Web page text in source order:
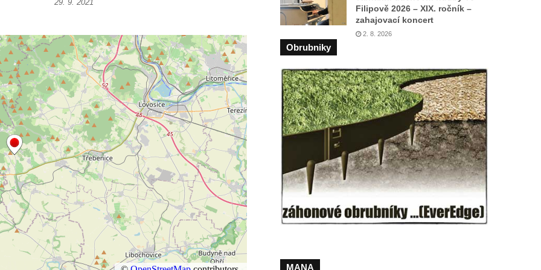
29. 9. 2021
Filipově 2026 – XIX. ročník –
zahajovací koncert
2. 8. 2026
Obrubniky
MANA